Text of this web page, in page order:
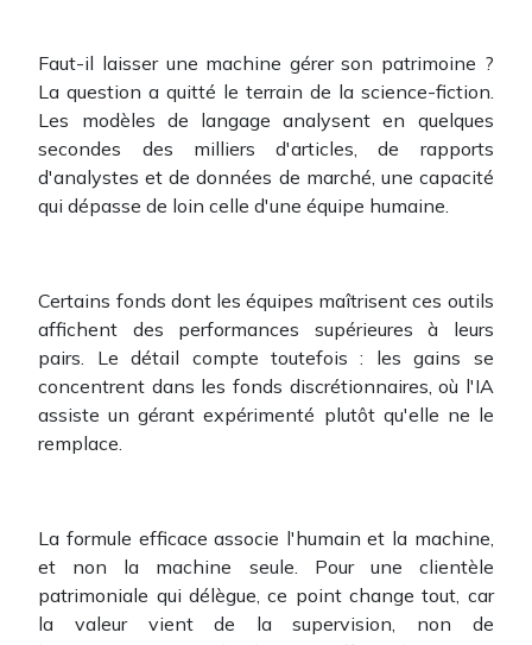
Faut-il laisser une machine gérer son patrimoine ?
La question a quitté le terrain de la science-fiction.
Les modèles de langage analysent en quelques
secondes des milliers d'articles, de rapports
d'analystes et de données de marché, une capacité
qui dépasse de loin celle d'une équipe humaine.
Certains fonds dont les équipes maîtrisent ces outils
affichent des performances supérieures à leurs
pairs. Le détail compte toutefois : les gains se
concentrent dans les fonds discrétionnaires, où l'IA
assiste un gérant expérimenté plutôt qu'elle ne le
remplace.
La formule efficace associe l'humain et la machine,
et non la machine seule. Pour une clientèle
patrimoniale qui délègue, ce point change tout, car
la valeur vient de la supervision, non de